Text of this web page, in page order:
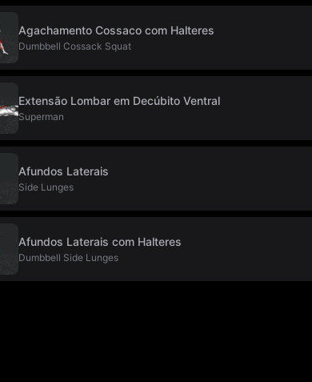
Agachamento Cossaco com Halteres
Dumbbell Cossack Squat
Extensão Lombar em Decúbito Ventral
Superman
Afundos Laterais
Side Lunges
Afundos Laterais com Halteres
Dumbbell Side Lunges